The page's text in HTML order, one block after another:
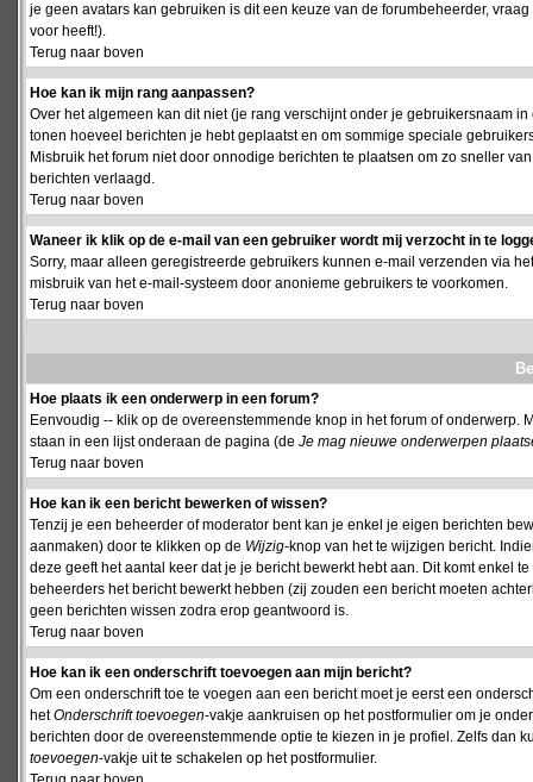
je geen avatars kan gebruiken is dit een keuze van de forumbeheerder,
voor heeft!).
Terug naar boven
Hoe kan ik mijn rang aanpassen?
Over het algemeen kan dit niet (je rang verschijnt onder je gebruikersnaam
tonen hoeveel berichten je hebt geplaatst en om sommige speciale
Misbruik het forum niet door onnodige berichten te plaatsen om zo sneller
berichten verlaagd.
Terug naar boven
Waneer ik klik op de e-mail van een gebruiker wordt mij verzocht in te
Sorry, maar alleen geregistreerde gebruikers kunnen e-mail verzenden via
misbruik van het e-mail-systeem door anonieme gebruikers te voorkomen.
Terug naar boven
Hoe plaats ik een onderwerp in een forum?
Eenvoudig -- klik op de overeenstemmende knop in het forum of
staan in een lijst onderaan de pagina (de Je mag nieuwe onderwerpen
Terug naar boven
Hoe kan ik een bericht bewerken of wissen?
Tenzij je een beheerder of moderator bent kan je enkel je eigen berichten
aanmaken) door te klikken op de Wijzig-knop van het te wijzigen bericht.
deze geeft het aantal keer dat je je bericht bewerkt hebt aan. Dit komt enkel
beheerders het bericht bewerkt hebben (zij zouden een bericht moeten
geen berichten wissen zodra erop geantwoord is.
Terug naar boven
Hoe kan ik een onderschrift toevoegen aan mijn bericht?
Om een onderschrift toe te voegen aan een bericht moet je eerst een
hetOnderschrift toevoegen-vakje aankruisen op het postformulier om je
berichten door de overeenstemmende optie te kiezen in je profiel. Zelfs dan
toevoegen-vakje uit te schakelen op het postformulier.